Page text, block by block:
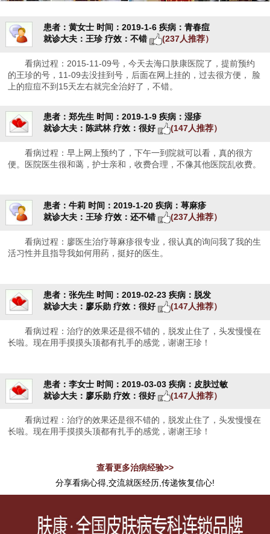
患者：黄女士 时间：2019-1-6 疾病：青春痘
就诊大夫：王珍 疗效：不错 (237人推荐）
看病过程：2015-11-09号，今天去海口肤康医院了，提前预约
的王珍的号，11-09去没挂到号，后面在网上挂的，过去很方便， 脸
上的痘痘不到15天左右就完全治好了，不错。
患者：郑先生 时间：2019-1-9 疾病：湿疹
就诊大夫：陈武林 疗效：很好 (147人推荐）
看病过程：早上网上预约了，下午一到院就可以看，真的很方
便。医院医生很和蔼，护士亲和，收费合理，不像其他医院乱收费。
患者：牛莉 时间：2019-1-20 疾病：荨麻疹
就诊大夫：王珍 疗效：还不错 (237人推荐）
看病过程：廖医生治疗荨麻疹很专业，很认真的询问我了我的生
活习性并且指导我如何用药，挺好的医生。
患者：张先生 时间：2019-02-23 疾病：脱发
就诊大夫：廖乐勋 疗效：很好 (147人推荐）
看病过程：治疗的效果还是很不错的，脱发止住了，头发慢慢在
长啦。现在用手摸摸头顶都有扎手的感觉，谢谢王珍！
患者：李女士 时间：2019-03-03 疾病：皮肤过敏
就诊大夫：廖乐勋 疗效：很好 (147人推荐）
看病过程：治疗的效果还是很不错的，脱发止住了，头发慢慢在
长啦。现在用手摸摸头顶都有扎手的感觉，谢谢王珍！
查看更多治病经验>>
分享看病心得,交流就医经历,传递恢复信心!